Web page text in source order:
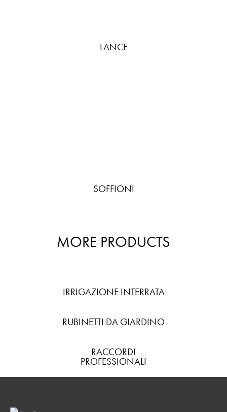
LANCE
SOFFIONI
MORE PRODUCTS
IRRIGAZIONE INTERRATA
RUBINETTI DA GIARDINO
RACCORDI
PROFESSIONALI